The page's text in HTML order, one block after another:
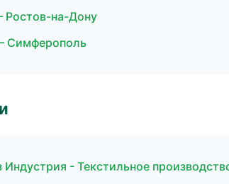
на-Дону
Симферополь
- Текстильное